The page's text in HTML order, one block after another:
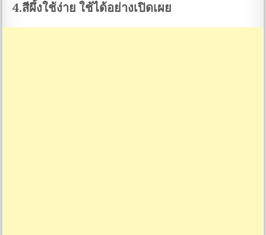
4.สีผึ้งใช้ง่าย ใช้ได้อย่างเปิดเผย